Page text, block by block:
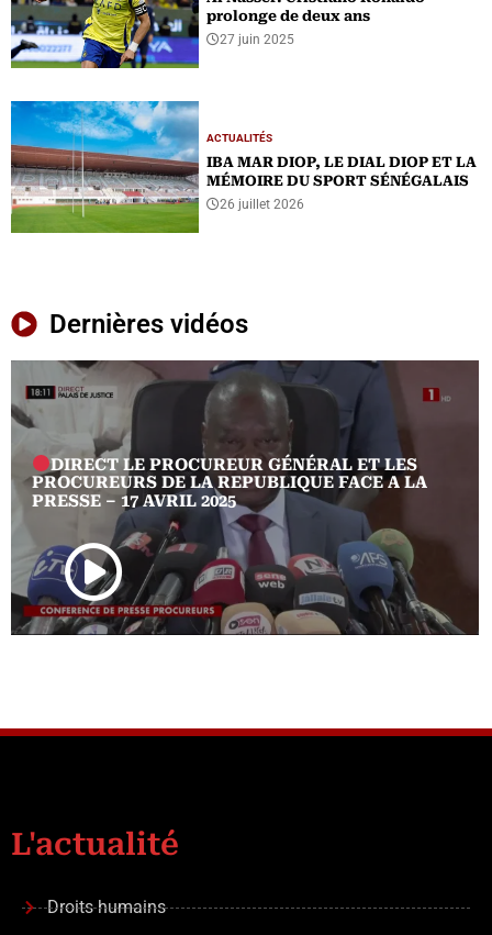
prolonge de deux ans
27 juin 2025
ACTUALITÉS
IBA MAR DIOP, LE DIAL DIOP ET LA
MÉMOIRE DU SPORT SÉNÉGALAIS
26 juillet 2026
Dernières vidéos
DIRECT LE PROCUREUR GÉNÉRAL ET LES
PROCUREURS DE LA REPUBLIQUE FACE A LA
PRESSE – 17 AVRIL 2025
L'actualité
Droits humains